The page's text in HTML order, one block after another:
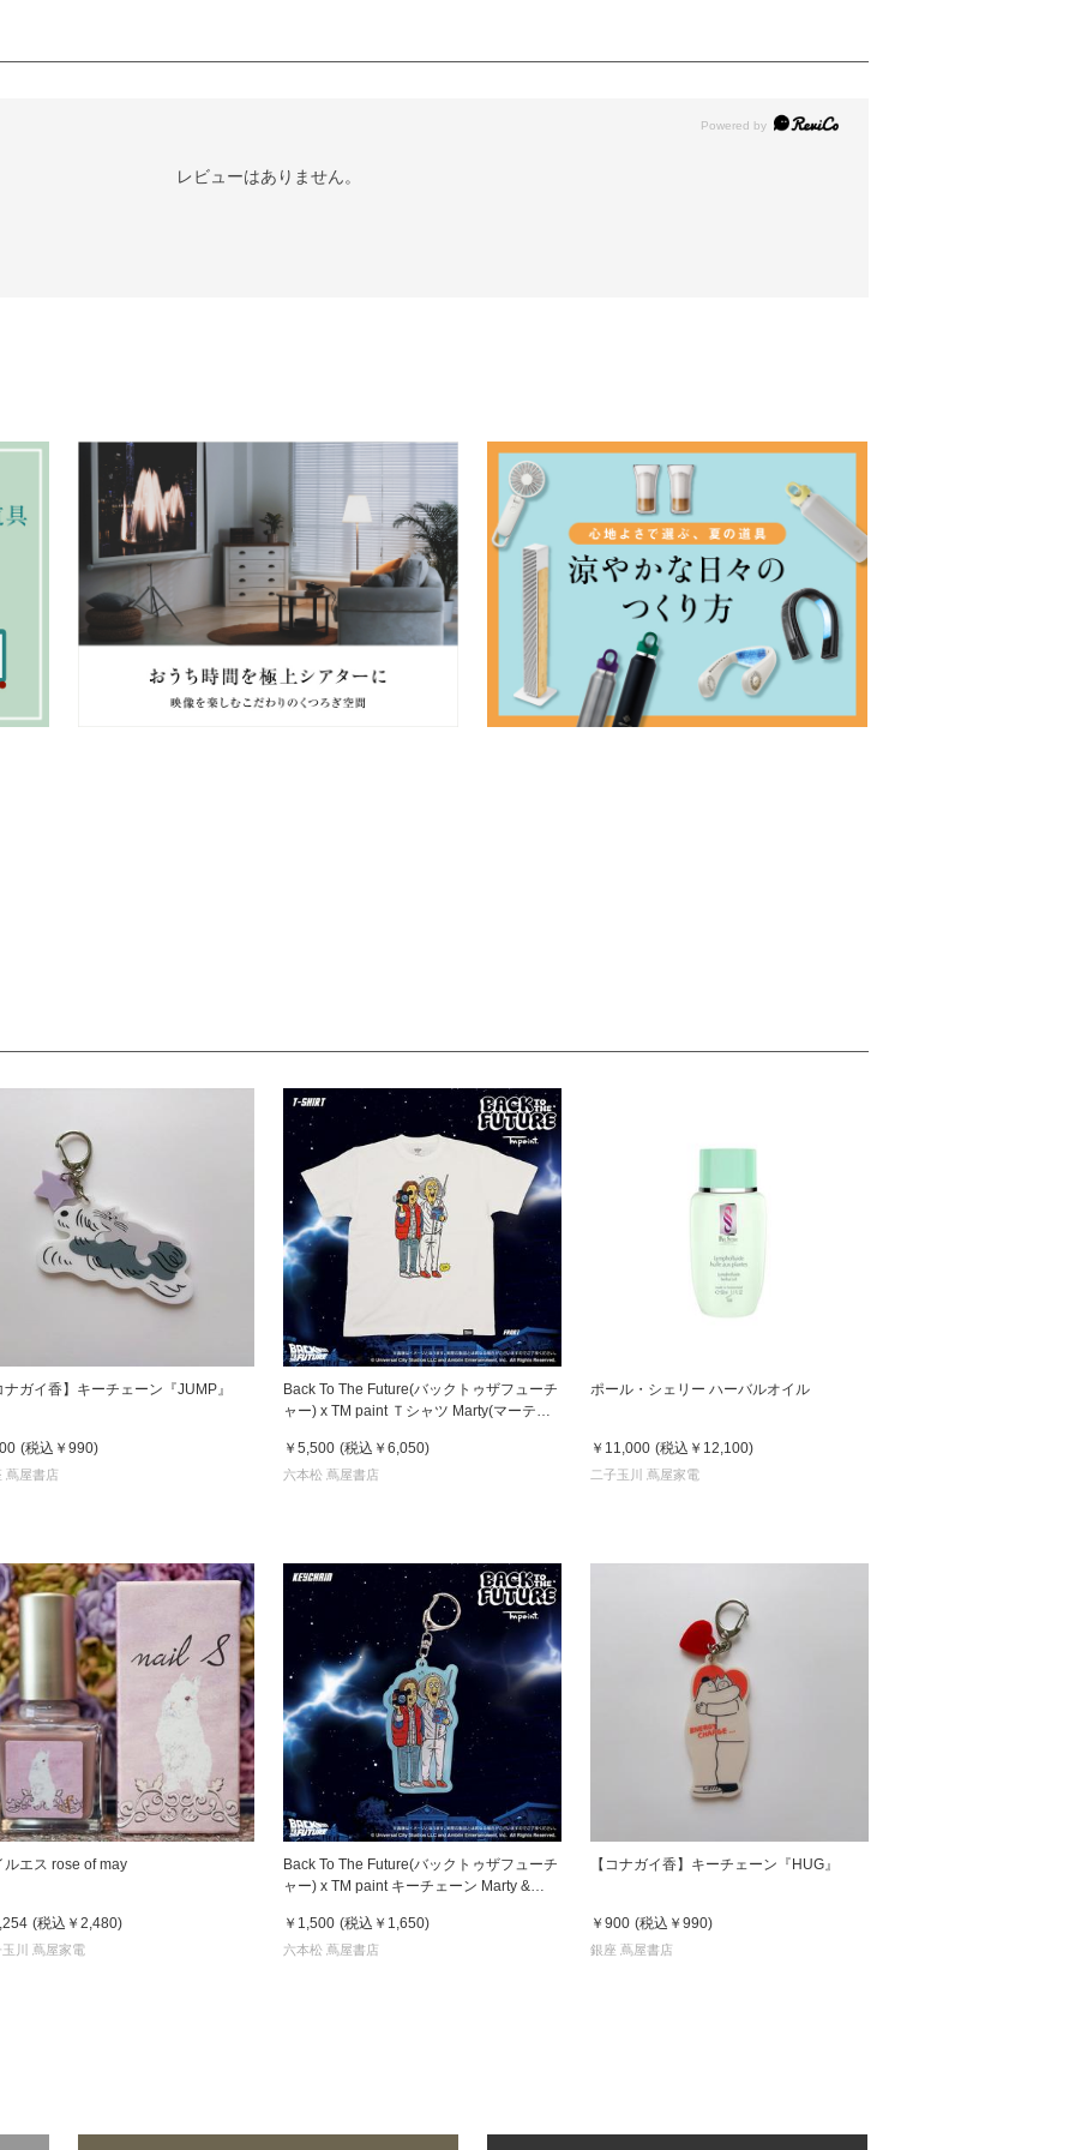
レビューはありません。
ナガイ香】キーチェーン『JUMP』
(税込 ￥990)
蔦屋書店
Back To The Future(バックトゥザフューチ
ャー) x TM paint Ｔシャツ Marty(マーティ)
￥5,500 (税込 ￥6,050)
六本松 蔦屋書店
ポール・シェリー ハーバルオイル
￥11,000 (税込 ￥12,100)
二子玉川 蔦屋家電
ルエス rose of may
(税込 ￥2,480)
玉川 蔦屋家電
Back To The Future(バックトゥザフューチ
ャー) x TM paint キーチェーン Marty &
￥1,500 (税込 ￥1,650)
六本松 蔦屋書店
【コナガイ香】キーチェーン『HUG』
￥900 (税込 ￥990)
銀座 蔦屋書店